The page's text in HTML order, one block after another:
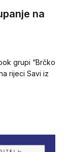
na
grupi “Brčko
rijeci Savi iz